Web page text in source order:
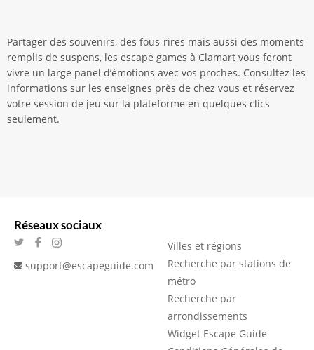
Partager des souvenirs, des fous-rires mais aussi des moments
remplis de suspens, les escape games à Clamart vous feront
vivre un large panel d’émotions avec vos proches. Consultez les
informations sur les enseignes près de chez vous et réservez
votre session de jeu sur la plateforme en quelques clics
seulement.
Réseaux sociaux
support@escapeguide.com
Villes et régions
Recherche par stations de
métro
Recherche par
arrondissements
Widget Escape Guide